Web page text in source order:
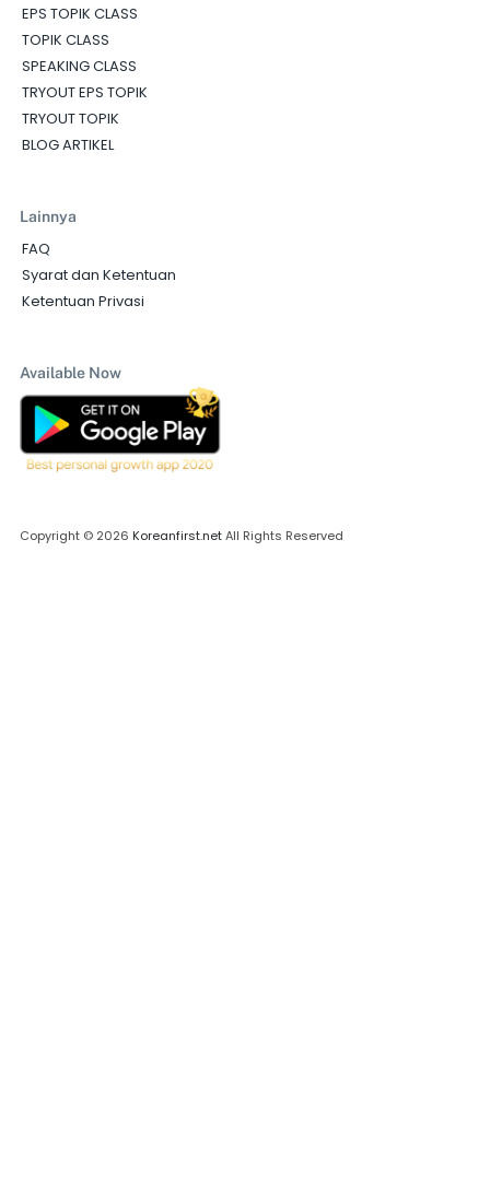
EPS TOPIK CLASS
TOPIK CLASS
SPEAKING CLASS
TRYOUT EPS TOPIK
TRYOUT TOPIK
BLOG ARTIKEL
Lainnya
FAQ
Syarat dan Ketentuan
Ketentuan Privasi
Available Now
Copyright © 2026 Koreanfirst.netAll Rights Reserved